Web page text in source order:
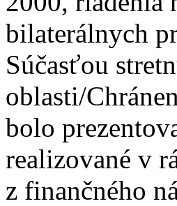
bilaterálnych
Súčasťou
oblasti/
bolo
realizované v
z finančného